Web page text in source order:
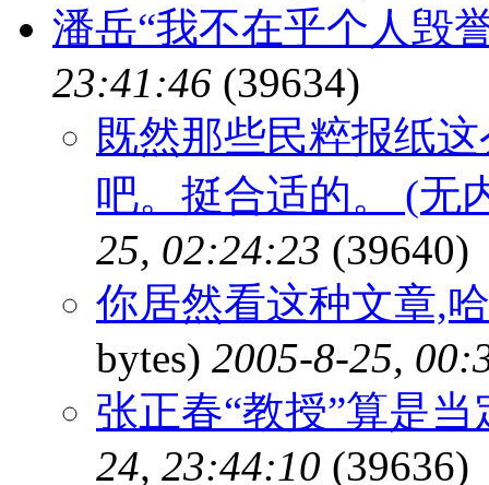
潘岳“我不在乎个人毁
23:41:46 (39634)
既然那些民粹报纸
吧。挺合适的。 (无
25, 02:24:23 (39640)
你居然看这种文章,
bytes) 2005-8-25,
张正春“教授”算是
24, 23:44:10 (39636)